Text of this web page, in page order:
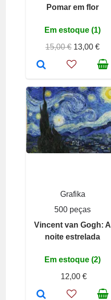
Pomar em flor
Em estoque (1)
15,00 € 13,00 €
Grafika
500 peças
Vincent van Gogh: A
noite estrelada
Em estoque (2)
12,00 €